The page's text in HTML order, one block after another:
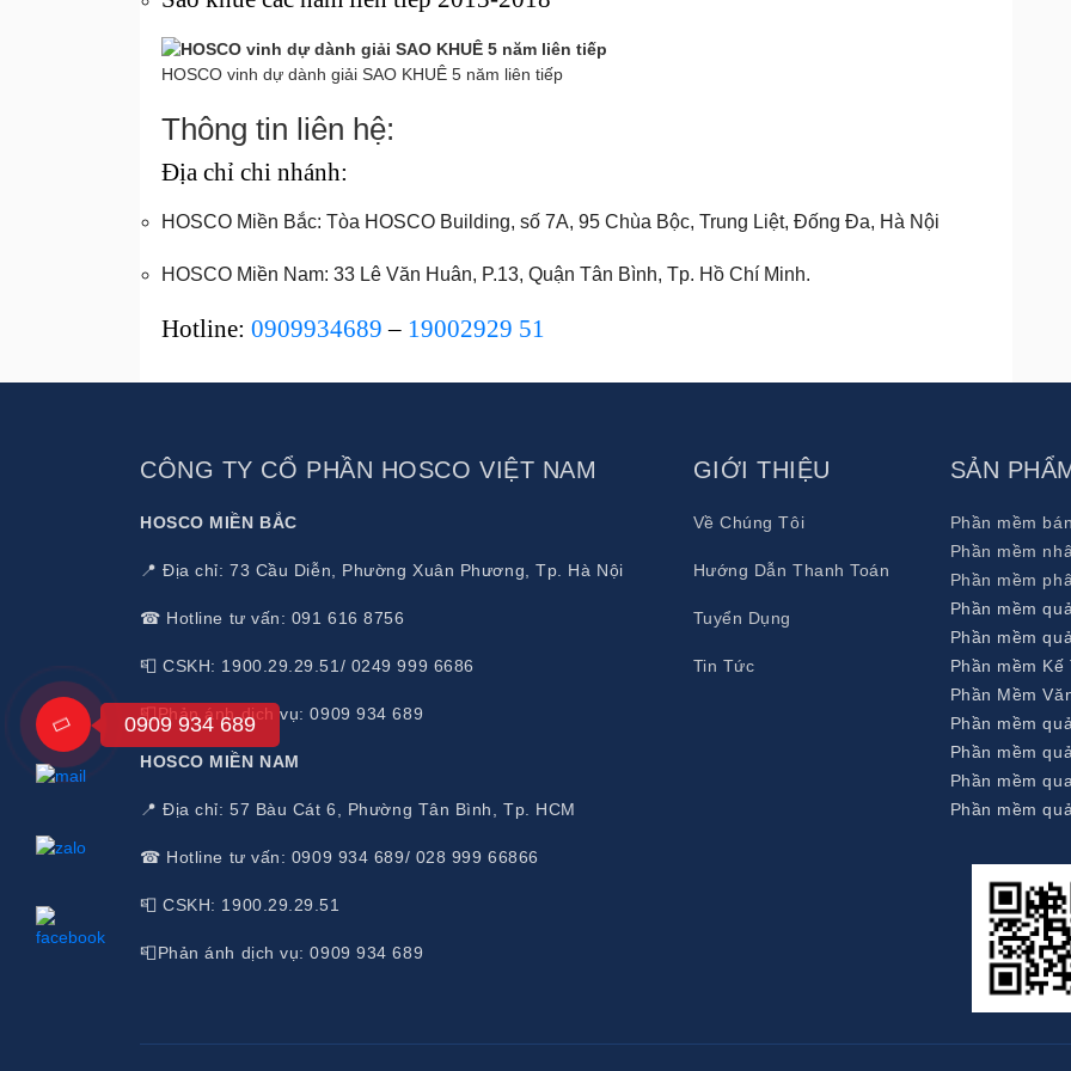
HOSCO vinh dự dành giải SAO KHUÊ 5 năm liên tiếp
Thông tin liên hệ:
Địa chỉ chi nhánh:
HOSCO Miền Bắc: Tòa HOSCO Building, số 7A, 95 Chùa Bộc, Trung Liệt, Đống Đa, Hà Nội
HOSCO Miền Nam: 33 Lê Văn Huân, P.13, Quận Tân Bình, Tp. Hồ Chí Minh.
Hotline: 0909934689 – 19002929 51
CÔNG TY CỔ PHẦN HOSCO VIỆT NAM
HOSCO MIỀN BẮC
📍 Địa chỉ: 73 Cầu Diễn, Phường Xuân Phương, Tp. Hà Nội
☎ Hotline tư vấn: 091 616 8756
📮 CSKH: 1900.29.29.51/ 0249 999 6686
📮Phản ánh dịch vụ: 0909 934 689
HOSCO MIỀN NAM
📍 Địa chỉ: 57 Bàu Cát 6, Phường Tân Bình, Tp. HCM
☎ Hotline tư vấn: 0909 934 689/ 028 999 66866
📮 CSKH: 1900.29.29.51
📮Phản ánh dịch vụ: 0909 934 689
GIỚI THIỆU
Về Chúng Tôi
Hướng Dẫn Thanh Toán
Tuyển Dụng
Tin Tức
SẢN
Phần mềm
Phần mềm
Phần mềm
Phần mềm
Phần mềm
Phần mềm Kế
Phần Mềm
Phần mềm
Phần mềm
Phần mềm
Phần mềm
0909 934 689